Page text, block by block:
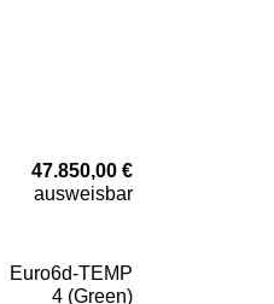
47.850,00 €
ausweisbar
Euro6d-TEMP
4 (Green)